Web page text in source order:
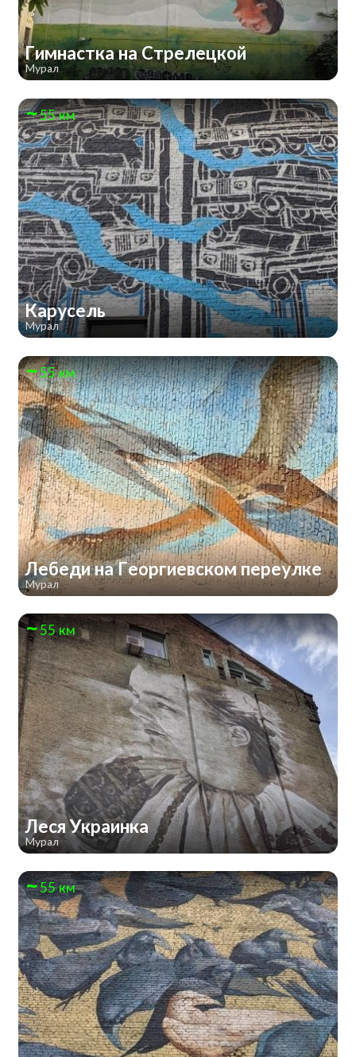
Гимнастка на Стрелецкой
Мурал
55 км
Карусель
Мурал
55 км
Лебеди на Георгиевском переулке
Мурал
55 км
Леся Украинка
Мурал
55 км